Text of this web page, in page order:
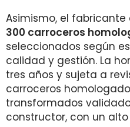
Asimismo, el
300 carroceros
seleccionados según
calidad y gestión. La
tres años y sujeta a
carroceros
transformados
constructor, con un